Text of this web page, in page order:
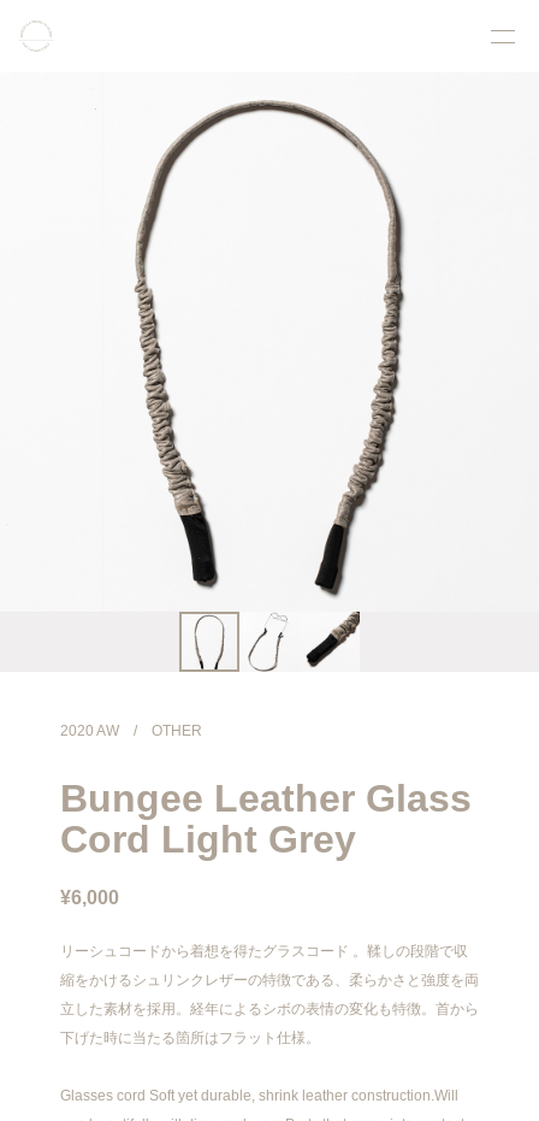
2020 AW / OTHER
Bungee Leather Glass
Cord Light Grey
¥6,000
リーシュコードから着想を得たグラスコード 。鞣しの段階で収
縮をかけるシュリンクレザーの特徴である、柔らかさと強度を両
立した素材を採用。経年によるシボの表情の変化も特徴。首から
下げた時に当たる箇所はフラット仕様。
Glasses cord Soft yet durable, shrink leather construction.Will
COLLECTION
PRODUCT
GALLERY
ONLINE STORE
STORELIST
ABOUT
FACEBOOK
INSTAGRAM